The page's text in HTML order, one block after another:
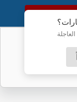
النسخة الكاملة